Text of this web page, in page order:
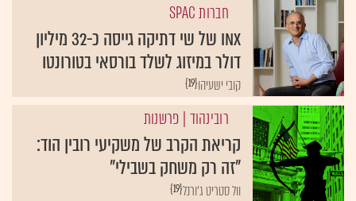
חברות SPAC
INX של שי דתיקה גייסה כ-32 מיליון
דולר במיזוג לשלד בורסאי בטורונטו
{19}קובי ישעיהו
רובינהוד | פרשנות
קריאת הקרב של משקיעי רובין הוד:
"זה רק משחק בשבילי"
{19}וול סטריט ג'ורנל